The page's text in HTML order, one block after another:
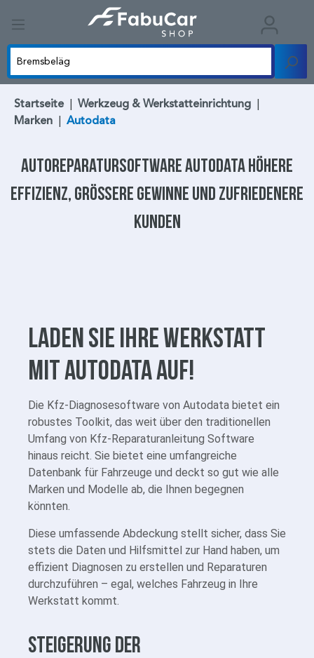
Startseite | Werkzeug & Werkstatteinrichtung |
Marken | Autodata
Autoreparatursoftware Autodatahöhere
Effizienz, größere Gewinne und zufriedenere
Kunden
Laden Sie Ihre Werkstatt
mit Autodata auf!
Die Kfz-Diagnosesoftware von Autodata bietet ein
robustes Toolkit, das weit über den traditionellen
Umfang von Kfz-Reparaturanleitung Software
hinaus reicht. Sie bietet eine umfangreiche
Datenbank für Fahrzeuge und deckt so gut wie alle
Marken und Modelle ab, die Ihnen begegnen
könnten.
Diese umfassende Abdeckung stellt sicher, dass Sie
stets die Daten und Hilfsmittel zur Hand haben, um
effizient Diagnosen zu erstellen und Reparaturen
durchzuführen – egal, welches Fahrzeug in Ihre
Werkstatt kommt.
Steigerung der